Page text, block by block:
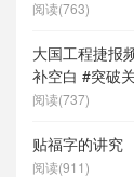
阅读(763)
大国工程捷报
补空白 #突破
阅读(737)
贴福字的讲究
阅读(911)